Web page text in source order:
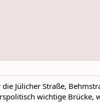
Jülicher Straße,
wichtige Brücke,